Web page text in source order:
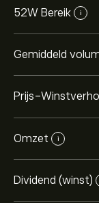
52W Bereik i
Gemiddeld
Prijs-
Omzet i
Dividend (winst)